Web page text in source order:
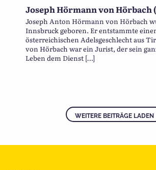
Joseph Hörmann von Hörbach
Joseph Anton Hörmann von Hörbach
Innsbruck geboren. Er entstammte
österreichischen Adelsgeschlecht aus
von Hörbach war ein Jurist, der sein
Leben dem Dienst […]
WEITERE BEITRÄGE LADEN